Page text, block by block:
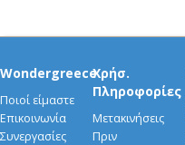
Wondergreece
Ποιοί είμαστε
Επικοινωνία
Συνεργασίες
Χρήσ.
Πληροφορίες
Μετακινήσεις
Πριν